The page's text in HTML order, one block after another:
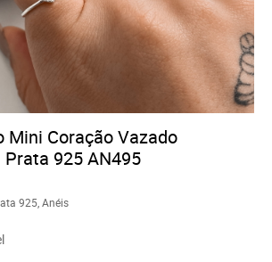
Mini Coração Vazado
925 AN495
925 Anéis